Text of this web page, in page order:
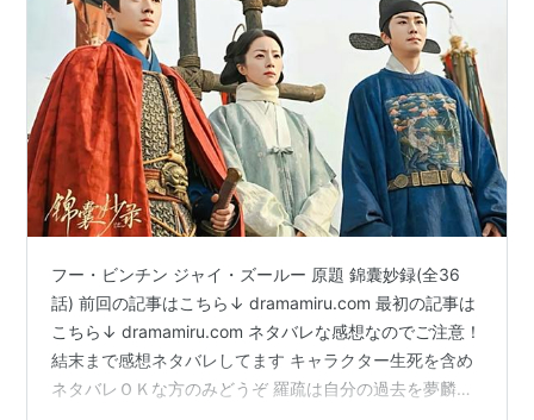
フー・ビンチン ジャイ・ズールー 原題 錦囊妙録(全36
話) 前回の記事はこちら↓ dramamiru.com 最初の記事は
こちら↓ dramamiru.com ネタバレな感想なのでご注意！
結末まで感想ネタバレしてます キャラクター生死を含め
ネタバレＯＫな方のみどうぞ 羅疏は自分の過去を夢麟に